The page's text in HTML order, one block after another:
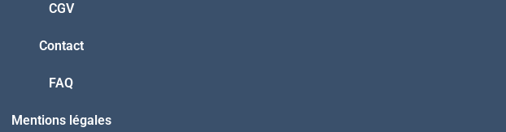
CGV
Contact
FAQ
Mentions légales